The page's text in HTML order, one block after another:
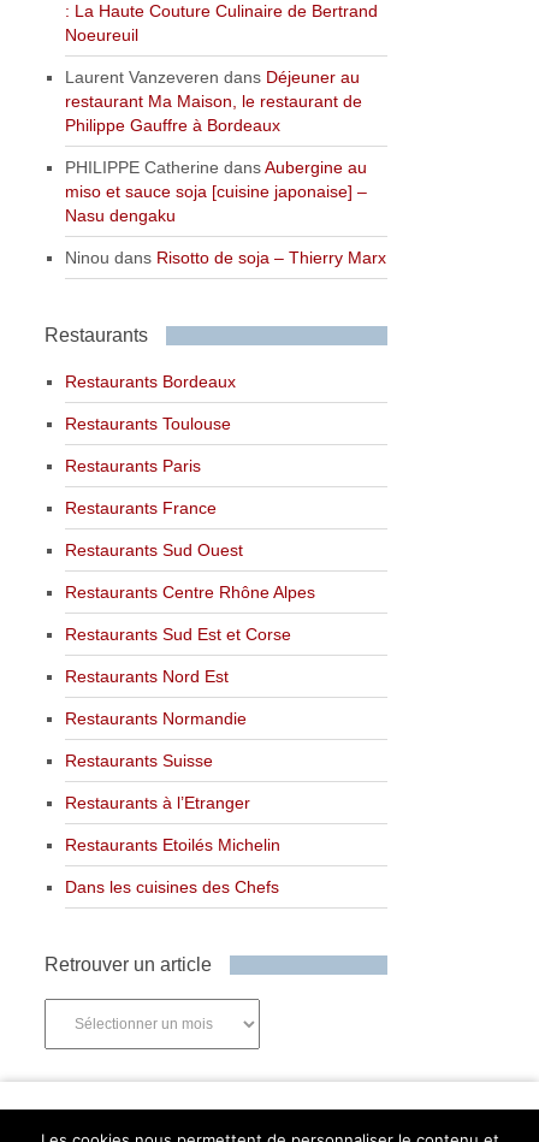
: La Haute Couture Culinaire de Bertrand
Noeureuil
Laurent Vanzeveren dans Déjeuner au
restaurant Ma Maison, le restaurant de
Philippe Gauffre à Bordeaux
PHILIPPE Catherine dansAubergine au
miso et sauce soja [cuisine japonaise] –
Nasu dengaku
Ninou dans Risotto de soja – Thierry Marx
Restaurants
Restaurants Bordeaux
Restaurants Toulouse
Restaurants Paris
Restaurants France
Restaurants Sud Ouest
Restaurants Centre Rhône Alpes
Restaurants Sud Est et Corse
Restaurants Nord Est
Restaurants Normandie
Restaurants Suisse
Restaurants à l’Etranger
Restaurants Etoilés Michelin
Dans les cuisines des Chefs
Retrouver un article